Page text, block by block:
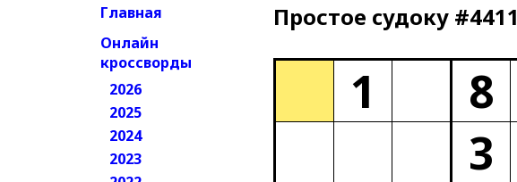
Главная
Онлайн
кроссворды
2026
2025
2024
2023
Простое cудоку #4411
1 8
3